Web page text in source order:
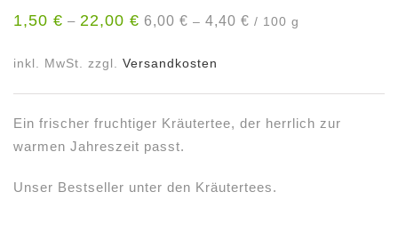
1,50 € – 22,00 € 6,00 € – 4,40 € / 100 g
inkl. MwSt. zzgl. Versandkosten
Ein frischer fruchtiger Kräutertee, der herrlich zur
warmen Jahreszeit passt.
Unser Bestseller unter den Kräutertees.